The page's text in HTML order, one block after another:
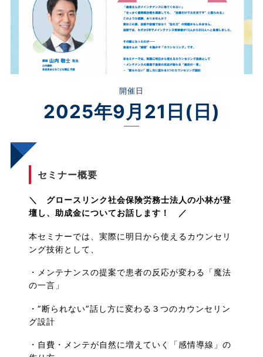
開催日
2025年9月21日(日)
セミナー概要
＼ グロースリンク社会保険労務士法人の小林が登
壇し、助成金についてお話します！ ／
本セミナーでは、実際に明日から使えるカウンセリ
ング技術として、
・メンテナンスの提案で患者の反応が変わる「魔法
の一言」
・”断られない”話し方に変わる３つのカウンセリン
グ設計
・自費・メンテが自然に増えていく「感情導線」の